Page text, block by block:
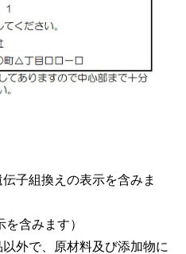
子組換えの表示を含みま
含みます）
外で、原材料及び添加物に